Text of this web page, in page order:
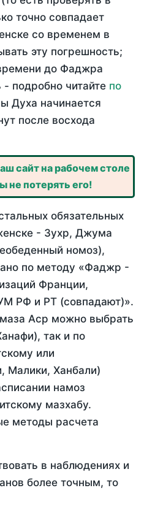
точно совпадает
со временем в
эту погрешность;
до Фаджра
- подробно читайте по
Духа начинается
после восхода
сайт на рабочем столе
не потерять его!
обязательных
- Зухр, Джума
номоз),
по методу «Фаджр -
Франции,
РФ и РТ (совпадают)».
Аср можно выбрать
так и по
или
Малики, Ханбали)
намоз
мазхабу.
методы расчета
в наблюдениях и
более точным, то